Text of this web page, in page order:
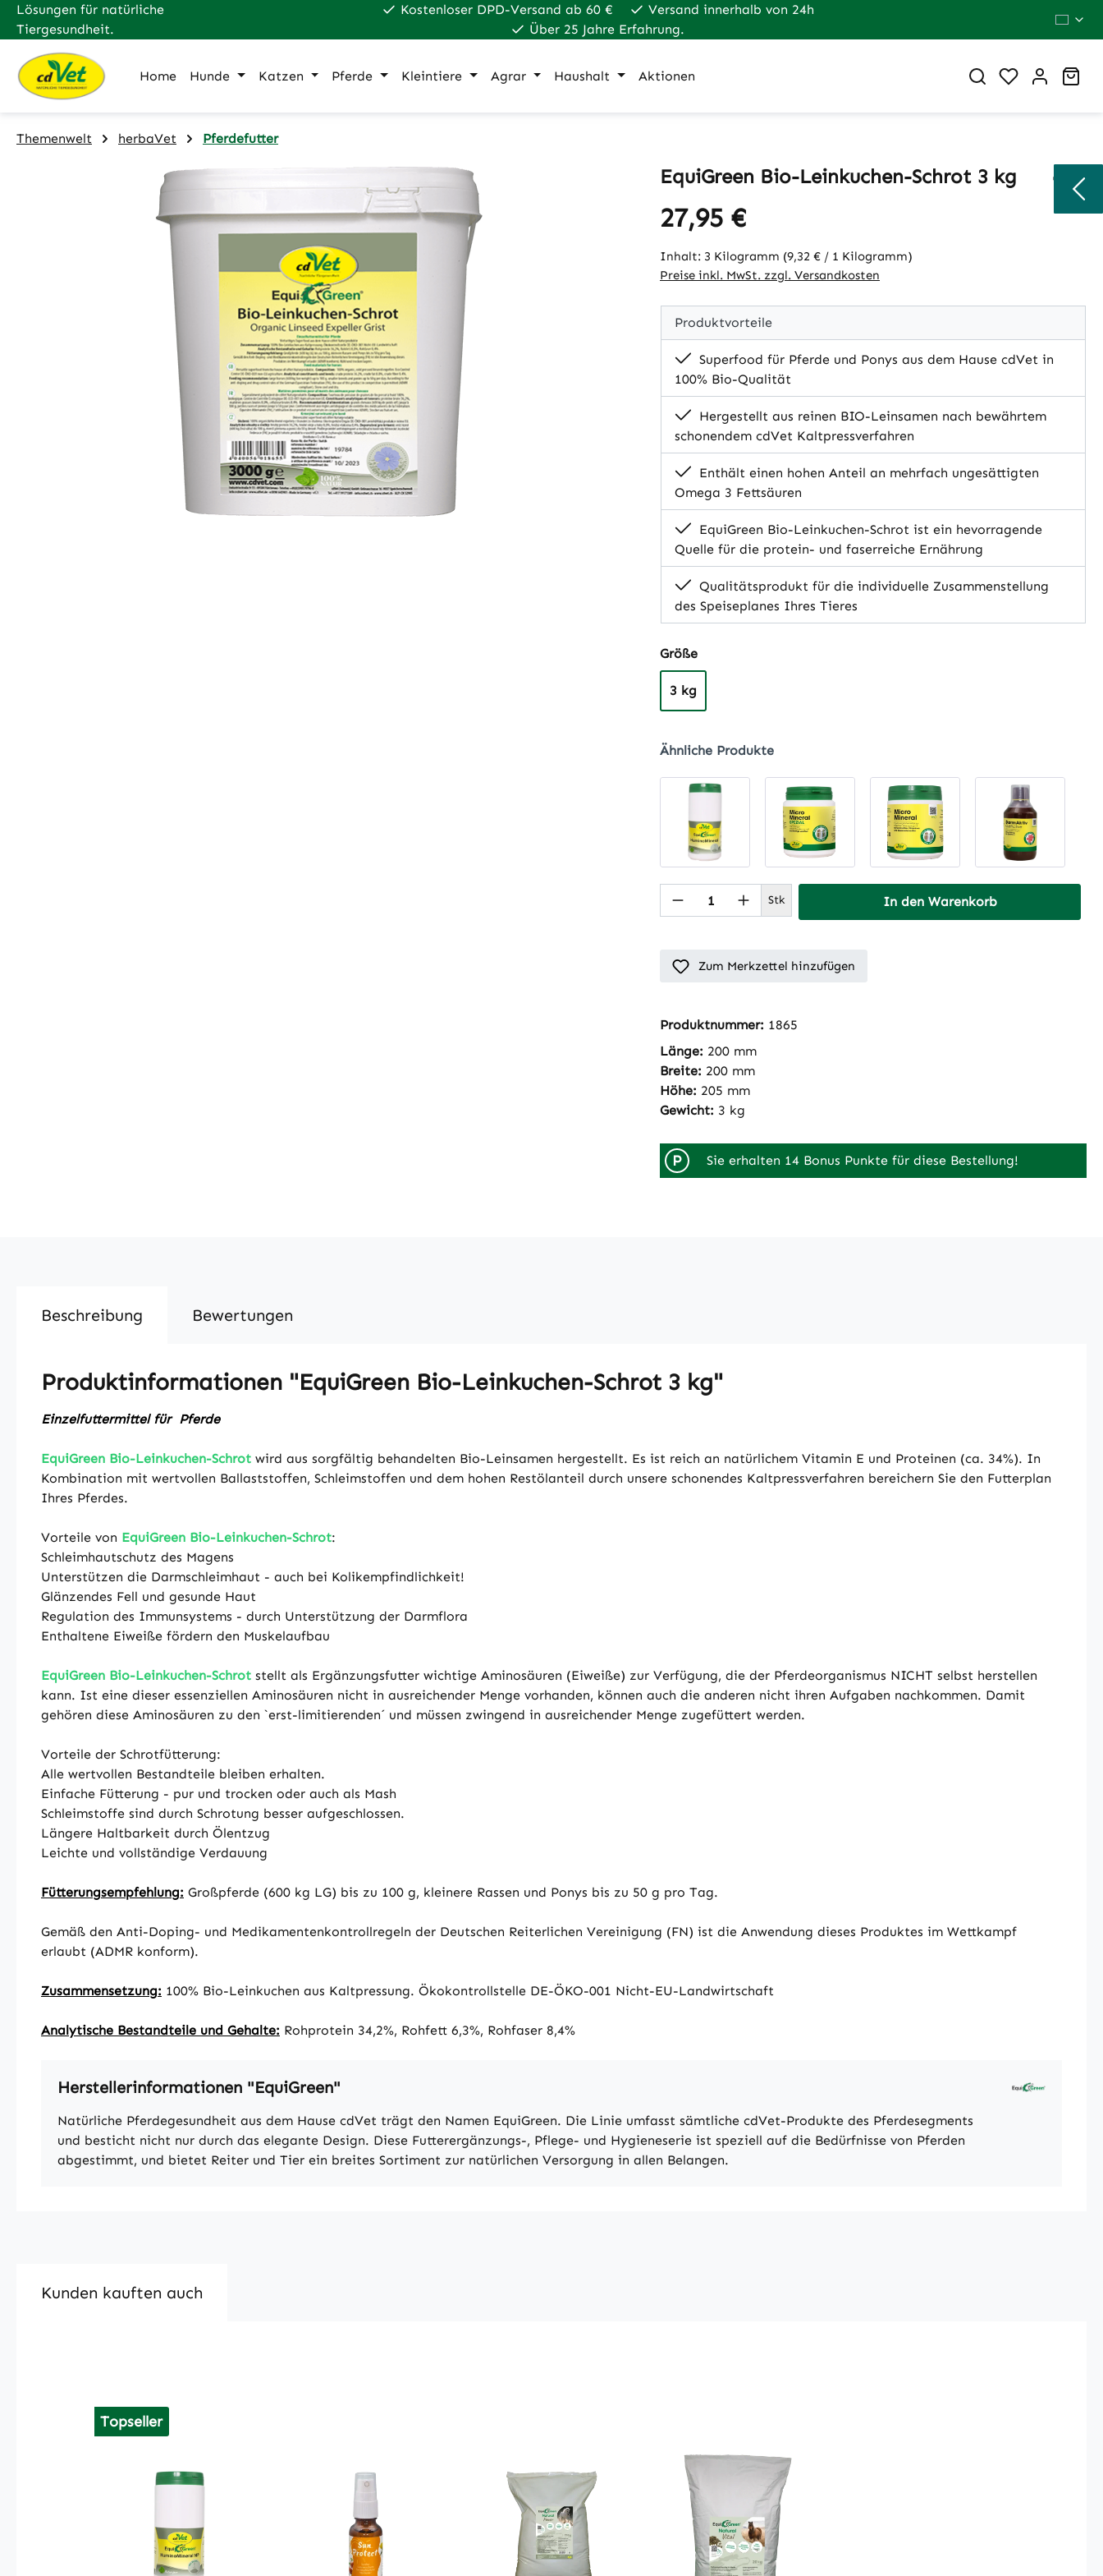
Hauptinhalt springen
Zur Suche springen
Zur Hauptnavigation springen
Lösungen für natürliche
Tiergesundheit.
Kostenloser DPD-Versand ab 60 €
Versand innerhalb von 24h
Über 25 Jahre Erfahrung.
Home Hunde Katzen Pferde Kleintiere Agrar Haushalt Aktionen Du hast 0
Themenwelt herbaVet Pferdefutter
Bildergalerie überspringen EquiGreen Bio-Leinkuchen-Schrot 3 kg
Regulärer Preis:
27,95 €
Inhalt: 3 Kilogramm (9,32 € / 1 Kilogramm)
Preise inkl. MwSt. zzgl. Versandkosten
Produktvorteile
Superfood für Pferde und Ponys aus dem Hause cdVet in
100% Bio-Qualität
Hergestellt aus reinen BIO-Leinsamen nach bewährtem
schonendem cdVet Kaltpressverfahren
Enthält einen hohen Anteil an mehrfach ungesättigten
Omega 3 Fettsäuren
EquiGreen Bio-Leinkuchen-Schrot ist ein hevorragende
Quelle für die protein- und faserreiche Ernährung
Qualitätsprodukt für die individuelle Zusammenstellung
des Speiseplanes Ihres Tieres
Größeauswählen
3 kg
Ähnliche Produkte
Produkt Anzahl: Gib den gewünschten Wert
Stk In den Warenkorb
Zum Merkzettel hinzufügen
Produktnummer: 1865
Länge: 200 mm
Breite: 200 mm
Höhe: 205 mm
Gewicht: 3 kg
P Sie erhalten 14 Bonus Punkte für diese Bestellung!
Beschreibung Bewertungen
Produktinformationen "EquiGreen Bio-Leinkuchen-Schrot 3 kg"
Einzelfuttermittel für Pferde
EquiGreen Bio-Leinkuchen-Schrot wird aus sorgfältig behandelten Bio-Leinsamen hergestellt. Es ist reich an natürlichem Vitamin E und Proteinen (ca. 34%). In
Kombination mit wertvollen Ballaststoffen, Schleimstoffen und dem hohen Restölanteil durch unsere schonendes Kaltpressverfahren bereichern Sie den Futterplan
Ihres Pferdes.
Vorteile von EquiGreen Bio-Leinkuchen-Schrot:
Schleimhautschutz des Magens
Unterstützen die Darmschleimhaut - auch bei Kolikempfindlichkeit!
Glänzendes Fell und gesunde Haut
Regulation des Immunsystems - durch Unterstützung der Darmflora
Enthaltene Eiweiße fördern den Muskelaufbau
EquiGreen Bio-Leinkuchen-Schrot stellt als Ergänzungsfutter wichtige Aminosäuren (Eiweiße) zur Verfügung, die der Pferdeorganismus NICHT selbst herstellen
kann. Ist eine dieser essenziellen Aminosäuren nicht in ausreichender Menge vorhanden, können auch die anderen nicht ihren Aufgaben nachkommen. Damit
gehören diese Aminosäuren zu den `erst-limitierenden´ und müssen zwingend in ausreichender Menge zugefüttert werden.
Vorteile der Schrotfütterung:
Alle wertvollen Bestandteile bleiben erhalten.
Einfache Fütterung - pur und trocken oder auch als Mash
Schleimstoffe sind durch Schrotung besser aufgeschlossen.
Längere Haltbarkeit durch Ölentzug
Leichte und vollständige Verdauung
Fütterungsempfehlung: Großpferde (600 kg LG) bis zu 100 g, kleinere Rassen und Ponys bis zu 50 g pro Tag.
Gemäß den Anti-Doping- und Medikamentenkontrollregeln der Deutschen Reiterlichen Vereinigung (FN) ist die Anwendung dieses Produktes im Wettkampf
erlaubt (ADMR konform).
Zusammensetzung: 100% Bio-Leinkuchen aus Kaltpressung. Ökokontrollstelle DE-ÖKO-001 Nicht-EU-Landwirtschaft
Analytische Bestandteile und Gehalte: Rohprotein 34,2%, Rohfett 6,3%, Rohfaser 8,4%
Herstellerinformationen "EquiGreen"
Natürliche Pferdegesundheit aus dem Hause cdVet trägt den Namen EquiGreen. Die Linie umfasst sämtliche cdVet-Produkte des Pferdesegments
und besticht nicht nur durch das elegante Design. Diese Futterergänzungs-, Pflege- und Hygieneserie ist speziell auf die Bedürfnisse von Pferden
abgestimmt, und bietet Reiter und Tier ein breites Sortiment zur natürlichen Versorgung in allen Belangen.
Kunden kauften auch
Topseller